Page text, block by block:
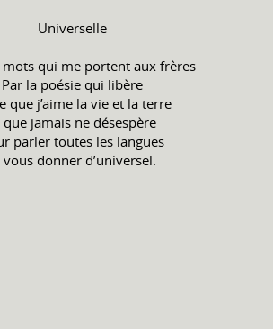
Universelle
mots qui me portent aux frères
Par la poésie qui libère
que j’aime la vie et la terre
que jamais ne désespère
parler toutes les langues
vous donner d’universel.